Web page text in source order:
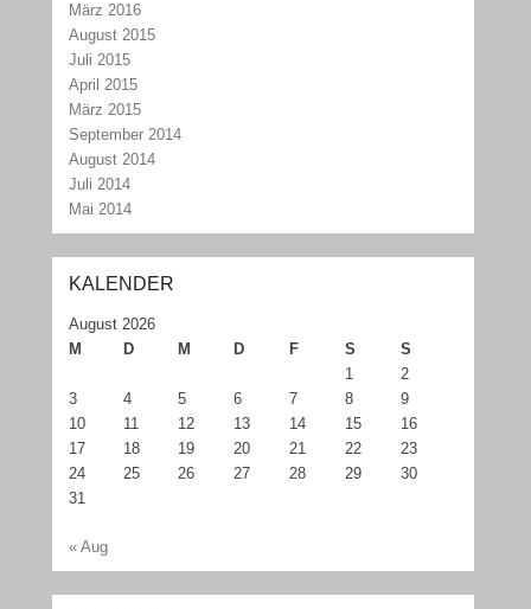
März 2016
August 2015
Juli 2015
April 2015
März 2015
September 2014
August 2014
Juli 2014
Mai 2014
KALENDER
August 2026
M
D M D F S
S
1
2
3
4 5 6 7 8
9
10
11 12 13 14 15
16
17
18 19 20 21 22
23
24
25 26 27 28 29
30
31
« Aug